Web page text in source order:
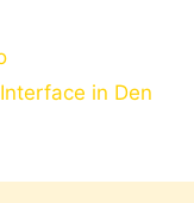
in Den